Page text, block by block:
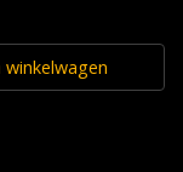
winkelwagen